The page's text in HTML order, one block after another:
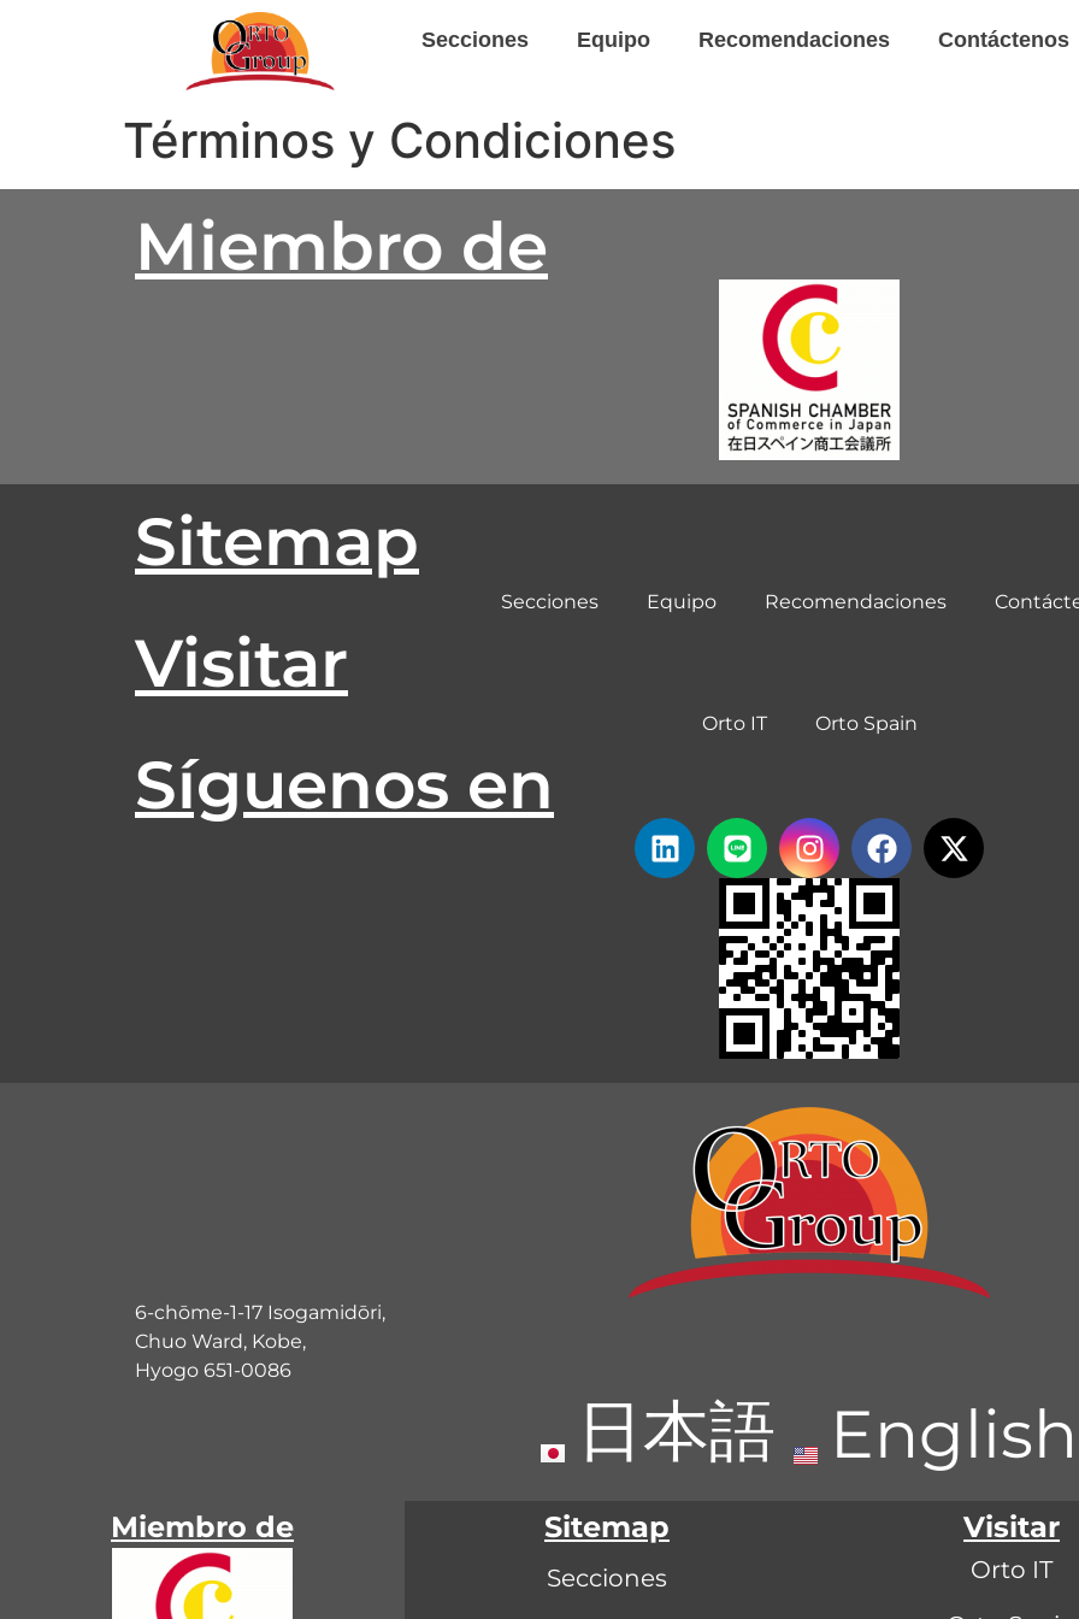
Secciones Equipo Recomendaciones Contáctenos
Términos y Condiciones
Miembro de
Sitemap
Secciones Equipo Recomendaciones
Visitar
Orto IT Orto Spain
Síguenos en
6-chōme-1-17 Isogamidōri,
Chuo Ward, Kobe,
Hyogo 651-0086
日本語 English
Miembro de Sitemap
Secciones
Visitar
Orto IT